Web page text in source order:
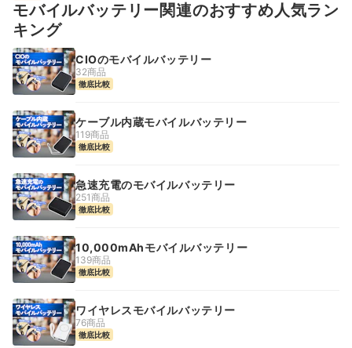
モバイルバッテリー関連のおすすめ人気ラン
キング
CIOのモバイルバッテリー
32商品
徹底比較
ケーブル内蔵モバイルバッテリー
119商品
徹底比較
急速充電のモバイルバッテリー
251商品
徹底比較
10,000mAhモバイルバッテリー
139商品
徹底比較
ワイヤレスモバイルバッテリー
76商品
徹底比較